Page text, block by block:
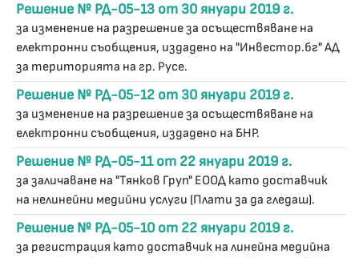
Решение № РД-05-13 от 30 януари 2019 г.
за изменение на разрешение за осъществяване на
електронни съобщения, издадено на "Инвестор.бг" АД
за територията на гр. Русе.
Решение № РД-05-12 от 30 януари 2019 г.
за изменение на разрешение за осъществяване на
електронни съобщения, издадено на БНР.
Решение № РД-05-11 от 22 януари 2019 г.
за заличаване на "Тянков Груп" ЕООД като доставчик
на нелинейни медийни услуги (Плати за да гледаш).
Решение № РД-05-10 от 22 януари 2019 г.
за регистрация като доставчик на линейна медийна